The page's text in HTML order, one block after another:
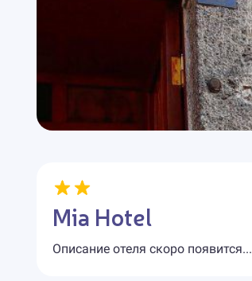
Mia Hotel
Описание отеля скоро появится...